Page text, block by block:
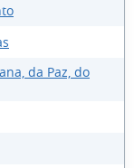
da Paz, do